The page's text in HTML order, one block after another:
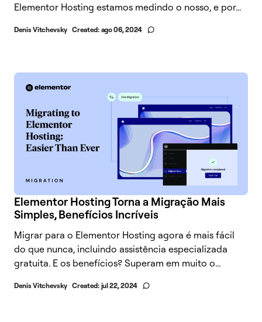
Elementor Hosting estamos medindo o nosso, e por...
Denis Vitchevsky Created: ago 06, 2024
Elementor Hosting Torna a Migração Mais
Simples, Benefícios Incríveis
Migrar para o Elementor Hosting agora é mais fácil
do que nunca, incluindo assistência especializada
gratuita. E os benefícios? Superam em muito o...
Denis Vitchevsky Created: jul 22, 2024